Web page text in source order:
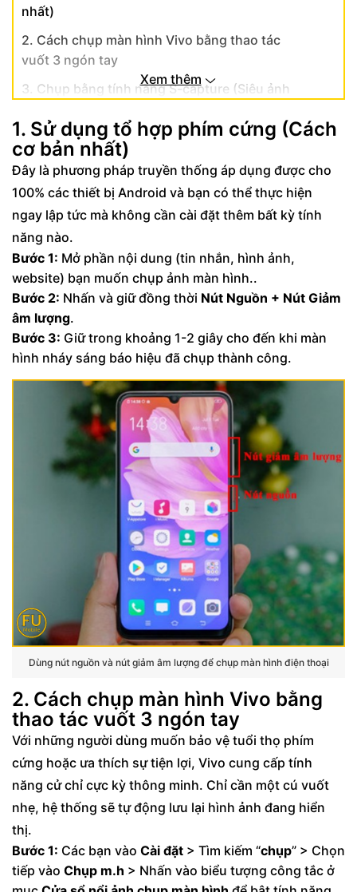
nhất)
2. Cách chụp màn hình Vivo bằng thao tác
vuốt 3 ngón tay
3. Chụp bằng tính năng S-capture (Siêu ảnh
4. Cách chụp màn hình Vivo bằng nút Home
ảo
5. Ảnh chụp màn hình Vivo được lưu ở đâu?
Xem thêm
1. Sử dụng tổ hợp phím cứng (Cách
cơ bản nhất)
Đây là phương pháp truyền thống áp dụng được cho
100% các thiết bị Android và bạn có thể thực hiện
ngay lập tức mà không cần cài đặt thêm bất kỳ tính
năng nào.
Bước 1: Mở phần nội dung (tin nhắn, hình ảnh,
website) bạn muốn chụp ảnh màn hình..
Bước 2: Nhấn và giữ đồng thời Nút Nguồn + Nút Giảm
âm lượng.
Bước 3: Giữ trong khoảng 1-2 giây cho đến khi màn
hình nháy sáng báo hiệu đã chụp thành công.
Dùng nút nguồn và nút giảm âm lượng để chụp màn hình điện thoại
2. Cách chụp màn hình Vivo bằng
thao tác vuốt 3 ngón tay
Với những người dùng muốn bảo vệ tuổi thọ phím
cứng hoặc ưa thích sự tiện lợi, Vivo cung cấp tính
năng cử chỉ cực kỳ thông minh. Chỉ cần một cú vuốt
nhẹ, hệ thống sẽ tự động lưu lại hình ảnh đang hiển
thị.
Bước 1: Các bạn vào Cài đặt > Tìm kiếm “chụp” > Chọn
tiếp vào Chụp m.h > Nhấn vào biểu tượng công tắc ở